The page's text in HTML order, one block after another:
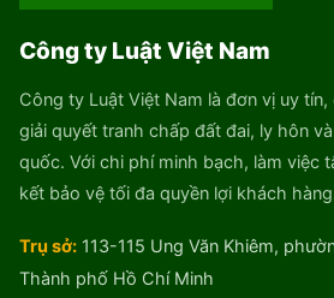
Công ty Luật Việt Nam
Công ty Luật Việt Nam là đơn vị uy
giải quyết tranh chấp đất đai, ly hôn
quốc. Với chi phí minh bạch, làm việc
kết bảo vệ tối đa quyền lợi khách
Trụ sở: 113-115 Ung Văn Khiêm,
Thành phố Hồ Chí Minh